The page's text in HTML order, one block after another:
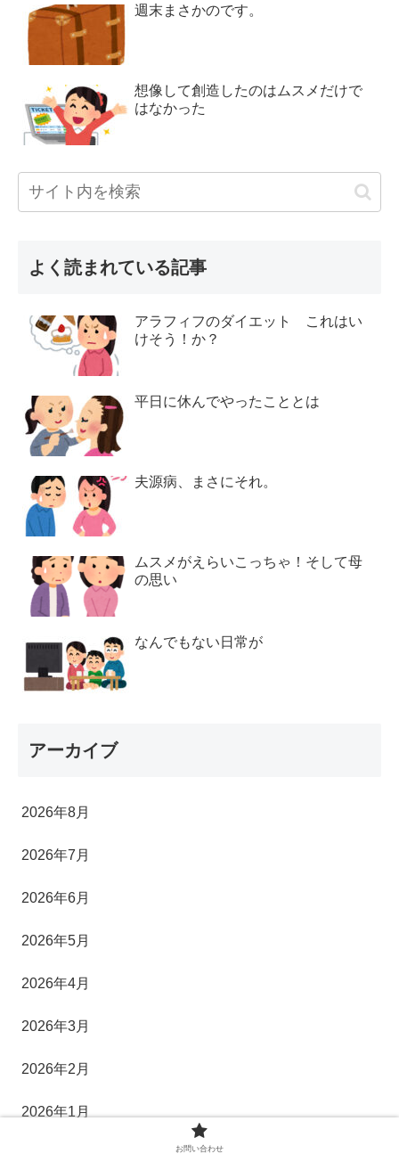
週末まさかのです。
想像して創造したのはムスメだけで
はなかった
よく読まれている記事
アラフィフのダイエット これはい
けそう！か？
平日に休んでやったこととは
夫源病、まさにそれ。
ムスメがえらいこっちゃ！そして母
の思い
なんでもない日常が
アーカイブ
2026年8月
2026年7月
2026年6月
2026年5月
2026年4月
2026年3月
2026年2月
2026年1月
お問い合わせ